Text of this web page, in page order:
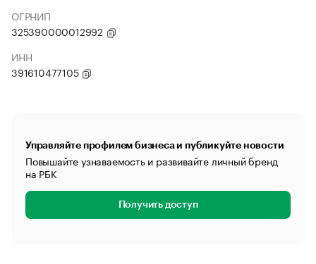
ОГРНИП
325390000012992
ИНН
391610477105
Управляйте профилем бизнеса и публикуйте новости
Повышайте узнаваемость и развивайте личный бренд
на РБК
Получить доступ